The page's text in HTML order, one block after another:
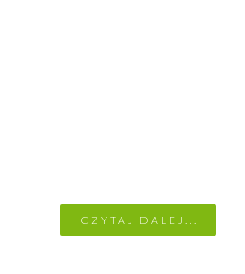
CZYTAJ DALEJ...